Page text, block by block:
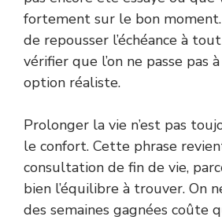
fortement sur le bon moment.
de repousser l’échéance à
vérifier que l’on ne passe pas
option réaliste.
Prolonger la vie n’est pas
le confort. Cette phrase
consultation de fin de vie,
bien l’équilibre à trouver. On
des semaines gagnées coûte